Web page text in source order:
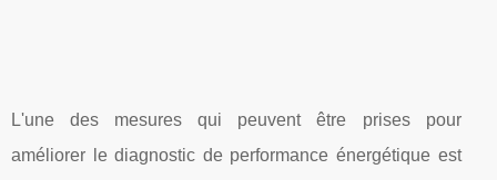
L'une des mesures qui peuvent être prises pour
améliorer le diagnostic de performance énergétique est